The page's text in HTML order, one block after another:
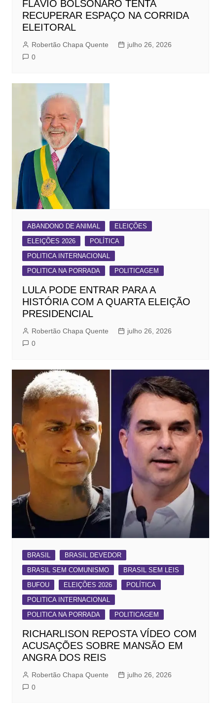
FLÁVIO BOLSONARO TENTA
RECUPERAR ESPAÇO NA CORRIDA
ELEITORAL
Robertão Chapa Quente
julho 26, 2026
0
ABANDONO DE ANIMAL
ELEIÇÕES
ELEIÇÕES 2026
POLÍTICA
POLITICA INTERNACIONAL
POLITICA NA PORRADA
POLITICAGEM
LULA PODE ENTRAR PARA A
HISTÓRIA COM A QUARTA ELEIÇÃO
PRESIDENCIAL
Robertão Chapa Quente
julho 26, 2026
0
BRASIL
BRASIL DEVEDOR
BRASIL SEM COMUNISMO
BRASIL SEM LEIS
BUFOU
ELEIÇÕES 2026
POLÍTICA
POLITICA INTERNACIONAL
POLITICA NA PORRADA
POLITICAGEM
RICHARLISON REPOSTA VÍDEO COM
ACUSAÇÕES SOBRE MANSÃO EM
ANGRA DOS REIS
Robertão Chapa Quente
julho 26, 2026
0